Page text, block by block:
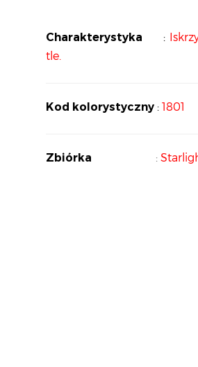
Charakterystyka :
tle.
Kod kolorystyczny : 1801
Zbiórka :